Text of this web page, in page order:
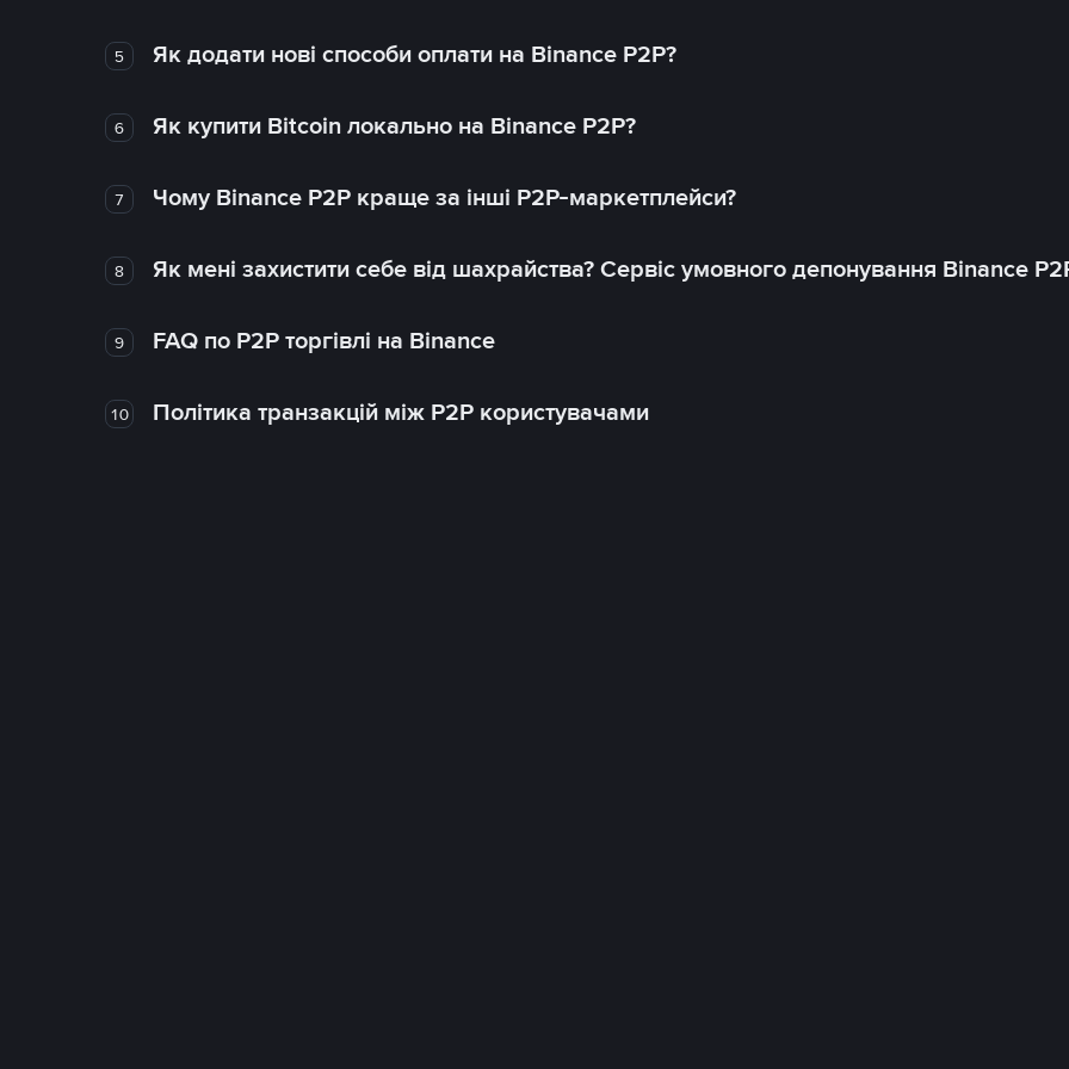
5 Як додати нові способи оплати на Binance P2P?
6 Як купити Bitcoin локально на Binance P2P?
7 Чому Binance P2P краще за інші P2P-маркетплейси?
8 Як мені захистити себе від шахрайства? Сервіс умовного депонування Binance
9 FAQ по P2P торгівлі на Binance
10 Політика транзакцій між P2P користувачами